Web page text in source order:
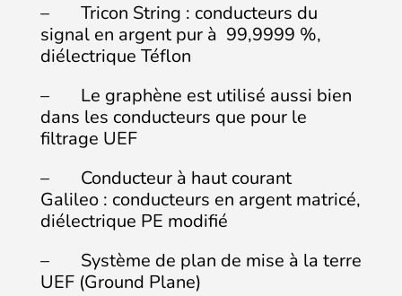
– Tricon String : conducteurs du
signal en argent pur à 99,9999 %,
diélectrique Téflon
– Le graphène est utilisé aussi bien
dans les conducteurs que pour le
filtrage UEF
– Conducteur à haut courant
Galileo : conducteurs en argent matricé,
diélectrique PE modifié
– Système de plan de mise à la terre
UEF (Ground Plane)